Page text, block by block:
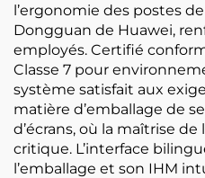
l’ergonomie des postes
Dongguan de Huawei,
employés. Certifié
Classe 7 pour
système satisfait aux
matière d’emballage de
d’écrans, où la maîtrise
critique. L’interface
l’emballage et son IHM